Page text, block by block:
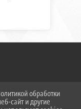
обработки
сайт и другие